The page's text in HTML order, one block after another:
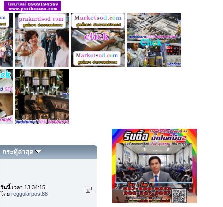
กระทู้ล่าสุด
วันนี้เวลา 13:34:15
โดย reggularpost88